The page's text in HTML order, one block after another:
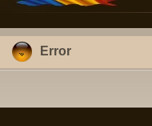
Error